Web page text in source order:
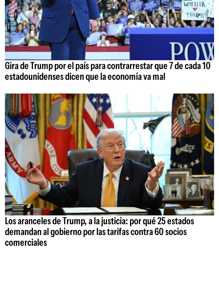
Gira de Trump por el país para contrarrestar que 7 de cada 10
estadounidenses dicen que la economía va mal
Los aranceles de Trump, a la justicia: por qué 25 estados
demandan al gobierno por las tarifas contra 60 socios
comerciales